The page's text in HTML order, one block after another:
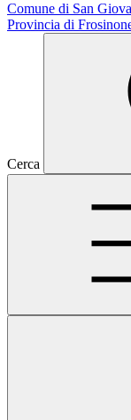
Comune di San
Provincia di
Cerca